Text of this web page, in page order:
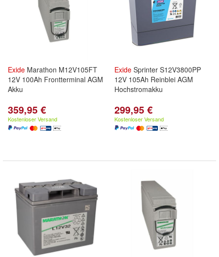
Exide Marathon M12V105FT
12V 100Ah Frontterminal AGM
Akku
359,95 €
Kostenloser Versand
Exide Sprinter S12V3800PP
12V 105Ah Reinblei AGM
Hochstromakku
299,95 €
Kostenloser Versand